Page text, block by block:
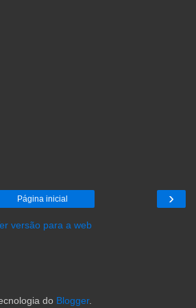
›
Página inicial
versão para a web
do Blogger.